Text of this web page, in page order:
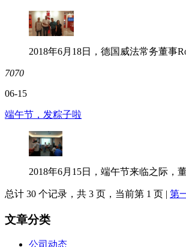
2018年6月18日，德国威法常务董事
7070
06-15
端午节，发粽子啦
2018年6月15日，端午节来临之际，
总计 30 个记录，共 3 页，当前第 1 页 | 第
文章分类
公司动态